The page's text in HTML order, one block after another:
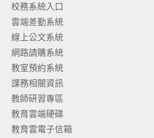
校務系統入口
雲端差勤系統
線上公文系統
網路請購系統
教室預約系統
課務相關資訊
教師研習專區
教育雲端硬碟
教育雲電子信箱